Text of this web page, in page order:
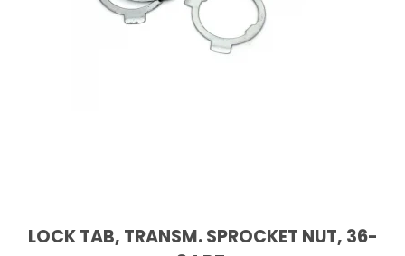
LOCK TAB, TRANSM. SPROCKET NUT, 36-